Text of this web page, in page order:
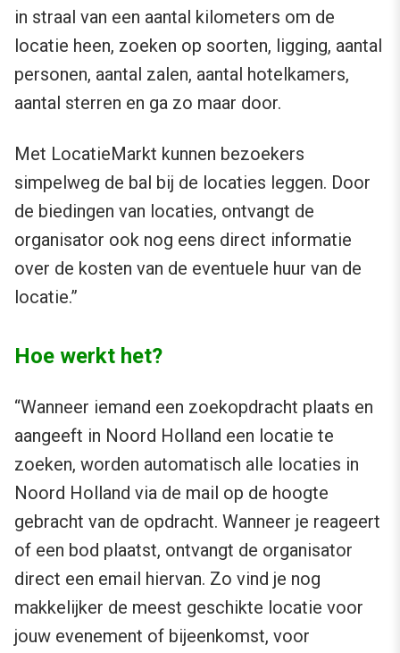
in straal van een aantal kilometers om de
locatie heen, zoeken op soorten, ligging, aantal
personen, aantal zalen, aantal hotelkamers,
aantal sterren en ga zo maar door.
Met LocatieMarkt kunnen bezoekers
simpelweg de bal bij de locaties leggen. Door
de biedingen van locaties, ontvangt de
organisator ook nog eens direct informatie
over de kosten van de eventuele huur van de
locatie.”
Hoe werkt het?
“Wanneer iemand een zoekopdracht plaats en
aangeeft in Noord Holland een locatie te
zoeken, worden automatisch alle locaties in
Noord Holland via de mail op de hoogte
gebracht van de opdracht. Wanneer je reageert
of een bod plaatst, ontvangt de organisator
direct een email hiervan. Zo vind je nog
makkelijker de meest geschikte locatie voor
jouw evenement of bijeenkomst, voor